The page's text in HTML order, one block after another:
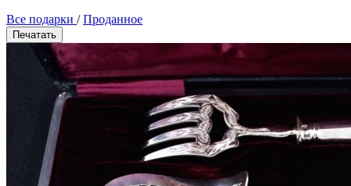
Все подарки /Проданное